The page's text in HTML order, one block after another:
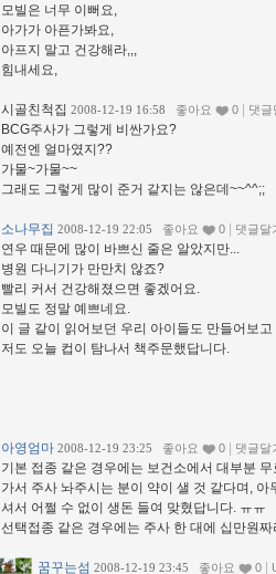
모빌은 너무 이뻐요,
아가가 아픈가봐요,
아프지 말고 건강해라,,,
힘내세요,
시골친척집 2008-12-19 16:58 좋아요 0 댓글
BCG주사가 그렇게 비싼가요?
예전엔 얼마였지??
가물~가물~~
그래도 그렇게 많이 준거 같지는 않은데~~^^;;
소나무집 2008-12-19 22:05 좋아요 0 댓글달
연우 때문에 많이 바쁘신 줄은 알았지만...
병원 다니기가 만만치 않죠?
빨리 커서 건강해졌으면 좋겠어요.
모빌도 정말 예쁘네요.
이 글 같이 읽어보던 우리 아이들도 만들어보
저도 오늘 컵이 탐나서 책주문했답니다.
아영엄마 2008-12-19 23:25 좋아요 0 댓글달
기본 접종 같은 경우에는 보건소에서 대부분
가서 주사 놔주시는 분이 약이 샐 것 같다며,
셔서 어쩔 수 없이 생돈 들여 맞혔답니다. ㅠㅠ
선택접종 같은 경우에는 주사 한 대에 십만원
꿈꾸는섬 2008-12-19 23:45 좋아요 0